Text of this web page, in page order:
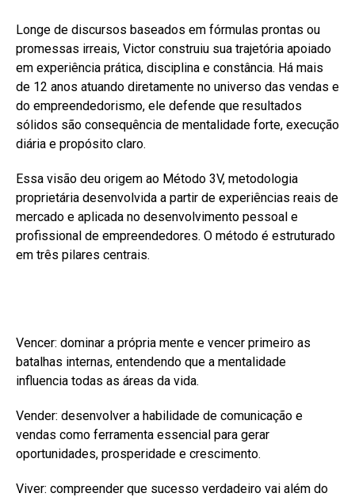
Longe de discursos baseados em fórmulas prontas ou
promessas irreais, Victor construiu sua trajetória apoiado
em experiência prática, disciplina e constância. Há mais
de 12 anos atuando diretamente no universo das vendas e
do empreendedorismo, ele defende que resultados
sólidos são consequência de mentalidade forte, execução
diária e propósito claro.
Essa visão deu origem ao Método 3V, metodologia
proprietária desenvolvida a partir de experiências reais de
mercado e aplicada no desenvolvimento pessoal e
profissional de empreendedores. O método é estruturado
em três pilares centrais.
Vencer: dominar a própria mente e vencer primeiro as
batalhas internas, entendendo que a mentalidade
influencia todas as áreas da vida.
Vender: desenvolver a habilidade de comunicação e
vendas como ferramenta essencial para gerar
oportunidades, prosperidade e crescimento.
Viver: compreender que sucesso verdadeiro vai além do